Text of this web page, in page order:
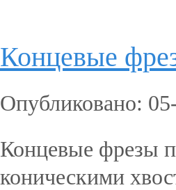
Концевые
Опубликовано:
Концевые фрезы
коническими